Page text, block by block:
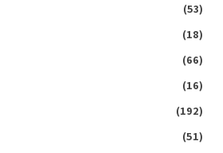
(53)
(18)
(66)
(16)
(192)
(51)